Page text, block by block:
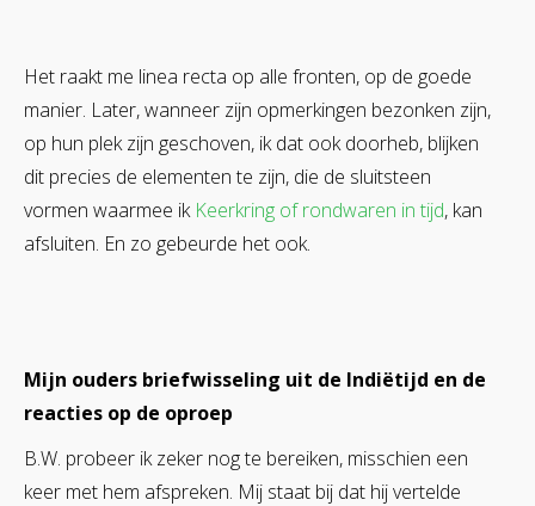
Het raakt me linea recta op alle fronten, op de goede
manier. Later, wanneer zijn opmerkingen bezonken zijn,
op hun plek zijn geschoven, ik dat ook doorheb, blijken
dit precies de elementen te zijn, die de sluitsteen
vormen waarmee ik Keerkring of rondwaren in tijd, kan
afsluiten. En zo gebeurde het ook.
Mijn ouders briefwisseling uit de Indiëtijd en de
reacties op de oproep
B.W. probeer ik zeker nog te bereiken, misschien een
keer met hem afspreken. Mij staat bij dat hij vertelde